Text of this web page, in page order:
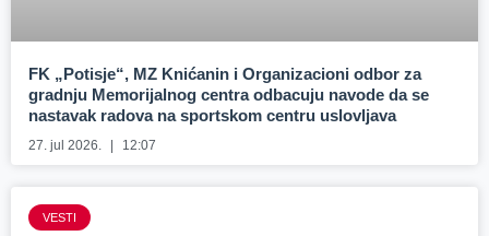
FK „Potisje“, MZ Knićanin i Organizacioni odbor za
gradnju Memorijalnog centra odbacuju navode da se
nastavak radova na sportskom centru uslovljava
27. jul 2026. 12:07
VESTI